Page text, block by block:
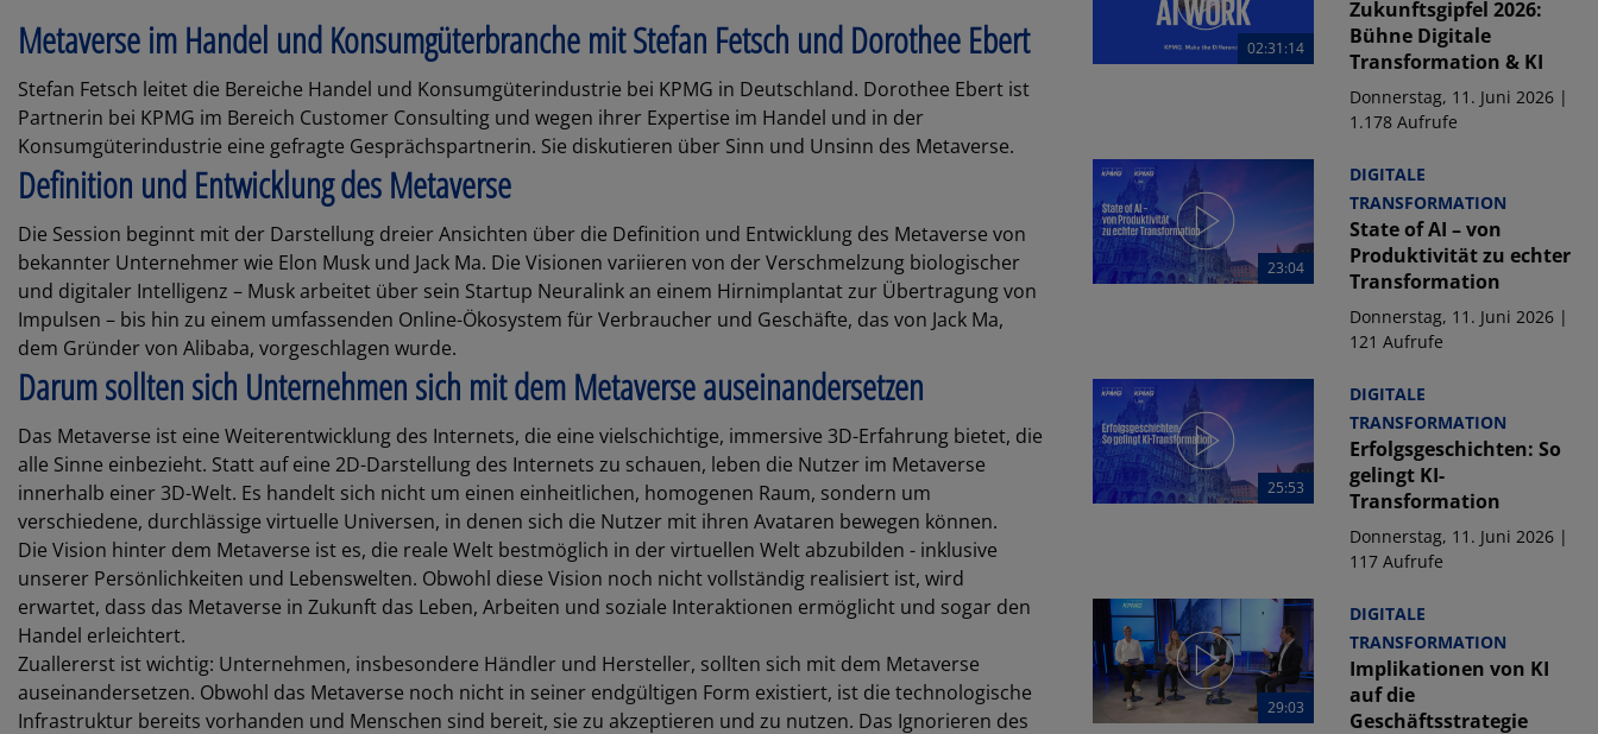
Metaverse im Handel und Konsumgüterbranche mit Stefan Fetsch und Dorothee Ebert
Stefan Fetsch leitet die Bereiche Handel und Konsumgüterindustrie bei KPMG in Deutschland. Dorothee Ebert ist
Partnerin bei KPMG im Bereich Customer Consulting und wegen ihrer Expertise im Handel und in der
Konsumgüterindustrie eine gefragte Gesprächspartnerin. Sie diskutieren über Sinn und Unsinn des Metaverse.
Definition und Entwicklung des Metaverse
Die Session beginnt mit der Darstellung dreier Ansichten über die Definition und Entwicklung des Metaverse von
bekannter Unternehmer wie Elon Musk und Jack Ma. Die Visionen variieren von der Verschmelzung biologischer
und digitaler Intelligenz – Musk arbeitet über sein Startup Neuralink an einem Hirnimplantat zur Übertragung von
Impulsen – bis hin zu einem umfassenden Online-Ökosystem für Verbraucher und Geschäfte, das von Jack Ma,
dem Gründer von Alibaba, vorgeschlagen wurde.
Darum sollten sich Unternehmen sich mit dem Metaverse auseinandersetzen
Das Metaverse ist eine Weiterentwicklung des Internets, die eine vielschichtige, immersive 3D-Erfahrung bietet, die
alle Sinne einbezieht. Statt auf eine 2D-Darstellung des Internets zu schauen, leben die Nutzer im Metaverse
innerhalb einer 3D-Welt. Es handelt sich nicht um einen einheitlichen, homogenen Raum, sondern um
verschiedene, durchlässige virtuelle Universen, in denen sich die Nutzer mit ihren Avataren bewegen können.
Die Vision hinter dem Metaverse ist es, die reale Welt bestmöglich in der virtuellen Welt abzubilden - inklusive
unserer Persönlichkeiten und Lebenswelten. Obwohl diese Vision noch nicht vollständig realisiert ist, wird
erwartet, dass das Metaverse in Zukunft das Leben, Arbeiten und soziale Interaktionen ermöglicht und sogar den
Handel erleichtert.
Zuallererst ist wichtig: Unternehmen, insbesondere Händler und Hersteller, sollten sich mit dem Metaverse
auseinandersetzen. Obwohl das Metaverse noch nicht in seiner endgültigen Form existiert, ist die technologische
Infrastruktur bereits vorhanden und Menschen sind bereit, sie zu akzeptieren und zu nutzen. Das Ignorieren des
02:31:14
Zukunftsgipfel 2026:
Bühne Digitale
Transformation & KI
Donnerstag, 11. Juni 2026 |
1.178 Aufrufe
23:04
DIGITALE
TRANSFORMATION
State of AI – von
Produktivität zu echter
Transformation
Donnerstag, 11. Juni 2026 |
121 Aufrufe
25:53
DIGITALE
TRANSFORMATION
Erfolgsgeschichten: So
gelingt KI-
Transformation
Donnerstag, 11. Juni 2026 |
117 Aufrufe
29:03
DIGITALE
TRANSFORMATION
Implikationen von KI
auf die
Geschäftsstrategie